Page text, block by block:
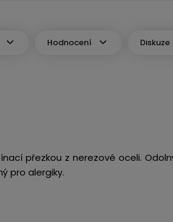
Hodnocení Diskuze
přezkou z nerezové oceli.
pro alergiky.